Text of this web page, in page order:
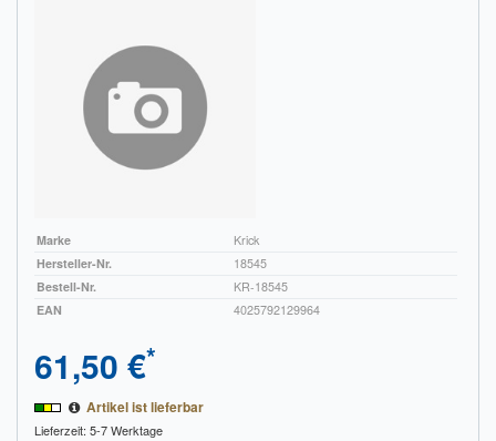
Luftschrauben Finder
Sendungsverfolgung DHL
Sendungsverfolgung DPD
Zahlung und Versand
Widerrufsrecht
Widerrufsformular
Widerrufsbelehrung für digitale Waren / Muster-
Widerrufsformular
Marke
Krick
Hersteller-Nr.
18545
Bestell-Nr.
KR-18545
EAN
4025792129964
61,50 €*
Artikel ist lieferbar
Lieferzeit: 5-7 Werktage